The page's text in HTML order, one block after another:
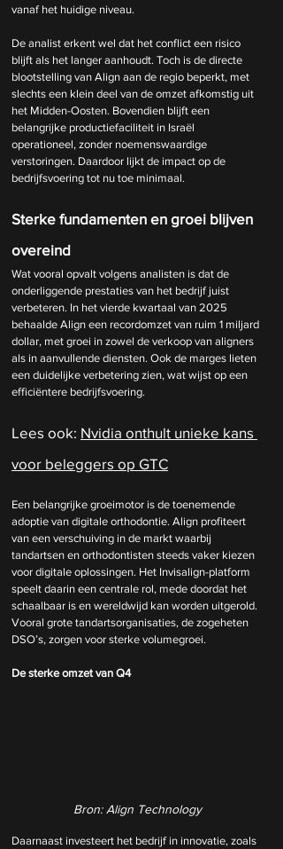
vanaf het huidige niveau.
De analist erkent wel dat het conflict een risico
blijft als het langer aanhoudt. Toch is de directe
blootstelling van Align aan de regio beperkt, met
slechts een klein deel van de omzet afkomstig uit
het Midden-Oosten. Bovendien blijft een
belangrijke productiefaciliteit in Israël
operationeel, zonder noemenswaardige
verstoringen. Daardoor lijkt de impact op de
bedrijfsvoering tot nu toe minimaal.
Sterke fundamenten en groei blijven
overeind
Wat vooral opvalt volgens analisten is dat de
onderliggende prestaties van het bedrijf juist
verbeteren. In het vierde kwartaal van 2025
behaalde Align een recordomzet van ruim 1 miljard
dollar, met groei in zowel de verkoop van aligners
als in aanvullende diensten. Ook de marges lieten
een duidelijke verbetering zien, wat wijst op een
efficiëntere bedrijfsvoering.
Lees ook: Nvidia onthult unieke kans
voor beleggers op GTC
Een belangrijke groeimotor is de toenemende
adoptie van digitale orthodontie. Align profiteert
van een verschuiving in de markt waarbij
tandartsen en orthodontisten steeds vaker kiezen
voor digitale oplossingen. Het Invisalign-platform
speelt daarin een centrale rol, mede doordat het
schaalbaar is en wereldwijd kan worden uitgerold.
Vooral grote tandartsorganisaties, de zogeheten
DSO’s, zorgen voor sterke volumegroei.
De sterke omzet van Q4
Bron: Align Technology
Daarnaast investeert het bedrijf in innovatie, zoals